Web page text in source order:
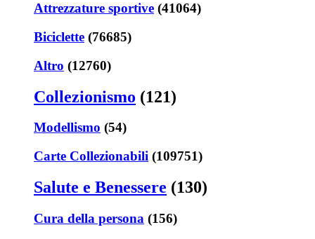
Attrezzature sportive (41064)
Biciclette (76685)
Altro (12760)
Collezionismo (121)
Modellismo (54)
Carte Collezionabili (109751)
Salute e Benessere (130)
Cura della persona (156)